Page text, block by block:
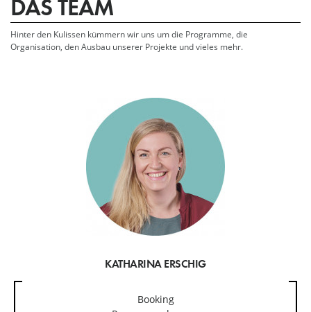
DAS TEAM
Hinter den Kulissen kümmern wir uns um die Programme, die
Organisation, den Ausbau unserer Projekte und vieles mehr.
KATHARINA ERSCHIG
Booking